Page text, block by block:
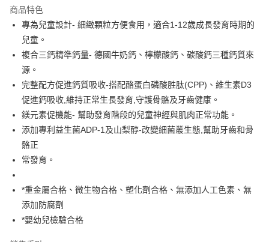
流程，驗證手機門號後，選擇欲分期的期數、繳款截止日，確認付款後即完
成交易。
3.實際核准額度、可分期數及費用金額請依後續交易確認頁面所載為準。
4.訂單成立30分鐘內，如未前往確認交易或遇審核未通過，訂單將自動取
法說明評估內容。
【繳款方式說明】
1.分期款項不併入電信帳單，「大哥付你分期」於每月結算日後寄送繳費提
醒簡訊。
2.透過簡訊連結打開帳單後，可選擇「超商條碼／台灣大直營門市／銀行轉
帳／街口支付／iPASS MONEY」等通路繳費。
【注意事項】
1.本服務係由「台灣大哥大股份有限公司」（以下簡稱本公司）所提供，讓
用戶於交易時，得透過本服務購買商品或服務，並由商店將買賣／分期付款
2.基於同意付款使用「大哥付你分期」之契約關係目的，商店將以您的個人
資料（包含姓名、電話或地址）提供予台灣大哥大進項蒐集、處理及利用，
由本公司與您本人進行分期帳單所需資料之確認、核對及更正。
3.完整用戶服務條款，請詳閱以下連結：
【關於「AFTEE先享後付」】
AFTEE先享後付是「在收到商品之後才付款」的支付方式。 讓您購物簡單
便利好安心！
１．簡單：不需註冊會員、不需綁卡、不需儲值。
２．便利：只要手機號碼，簡訊認證，即可結帳。
３．安心：先確認商品／服務後，再付款。
【「AFTEE先享後付」結帳流程】
１．於結帳方式選擇「AFTEE先享後付」後，將跳轉至「AFTEE先享後付」
結帳頁面，進行簡訊認證並確認金額後，即可完成結帳。
２．訂單成立數日內，您將收到繳費通知簡訊。
３．收到繳費通知簡訊後14天內，點擊此簡訊中的連結，可透過四大超商／
ATM／網路銀行／等多元方式進行付款，方視為交易完成。
※ 請注意：結帳手續完成當下不需立刻繳費，但若您需要取消訂單，請聯絡
購買商品的店家。未經商家同意取消之訂單仍視為有效，需透過AFTEE先享
是否繳費成功／繳費後需取消欲退款等相關疑問，請聯繫「AFTEE先享後付
客戶支援中心」
【注意事項】
ATM付款
全家取貨付款
每筆NT$65，滿NT$1,300(含以上)免運費
7-11取貨付款
每筆NT$65，滿NT$1,300(含以上)免運費
宅配
每筆NT$85，滿NT$1,300(含以上)免運費
商品特色
專為兒童設計- 細緻顆粒方便食用，適合1-12歲成長發育時期的
兒童。
複合三鈣精準鈣量- 德國牛奶鈣、檸檬酸鈣、碳酸鈣三種鈣質來
源。
完整配方促進鈣質吸收-搭配酪蛋白磷酸胜肽(CPP)、維生素D3
促進鈣吸收,維持正常生長發育,守護骨骼及牙齒健康。
鎂元素促機能- 幫助發育階段的兒童神經與肌肉正常功能。
添加專利益生菌ADP-1及山梨醇-改變細菌叢生態,幫助牙齒和骨
骼正
常發育。
*重金屬合格、微生物合格、塑化劑合格、無添加人工色素、無
添加防腐劑
*嬰幼兒檢驗合格